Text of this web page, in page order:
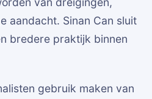
aandacht. Sinan Can sluit
bredere praktijk binnen
gebruik maken van